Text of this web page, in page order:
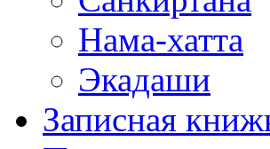
Нама-хатта
Экадаши
Записная